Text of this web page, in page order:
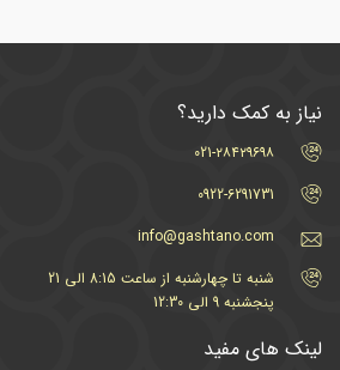
نیاز به کمک دارید؟
021-۲۸۴۲۹۶۹۸
0922-6291731
info@gashtano.com
شنبه تا چهارشنبه از ساعت 8:15 الی 21
پنجشنبه 9 الی 12:30
لینک های مفید